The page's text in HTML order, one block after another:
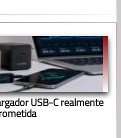
USB-C realmente